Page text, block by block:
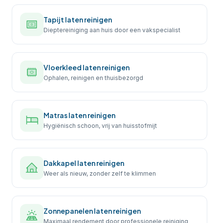
Tapijt laten reinigen
Dieptereiniging aan huis door een vakspecialist
Vloerkleed laten reinigen
Ophalen, reinigen en thuisbezorgd
Matras laten reinigen
Hygiënisch schoon, vrij van huisstofmijt
Dakkapel laten reinigen
Weer als nieuw, zonder zelf te klimmen
Zonnepanelen laten reinigen
Maximaal rendement door professionele reiniging